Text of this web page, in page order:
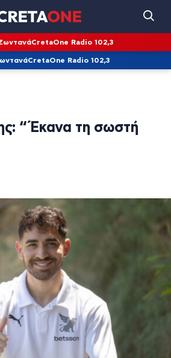
CretaOne Radio 102,3
CretaOne Radio 102,3
“Έκανα τη σωστή